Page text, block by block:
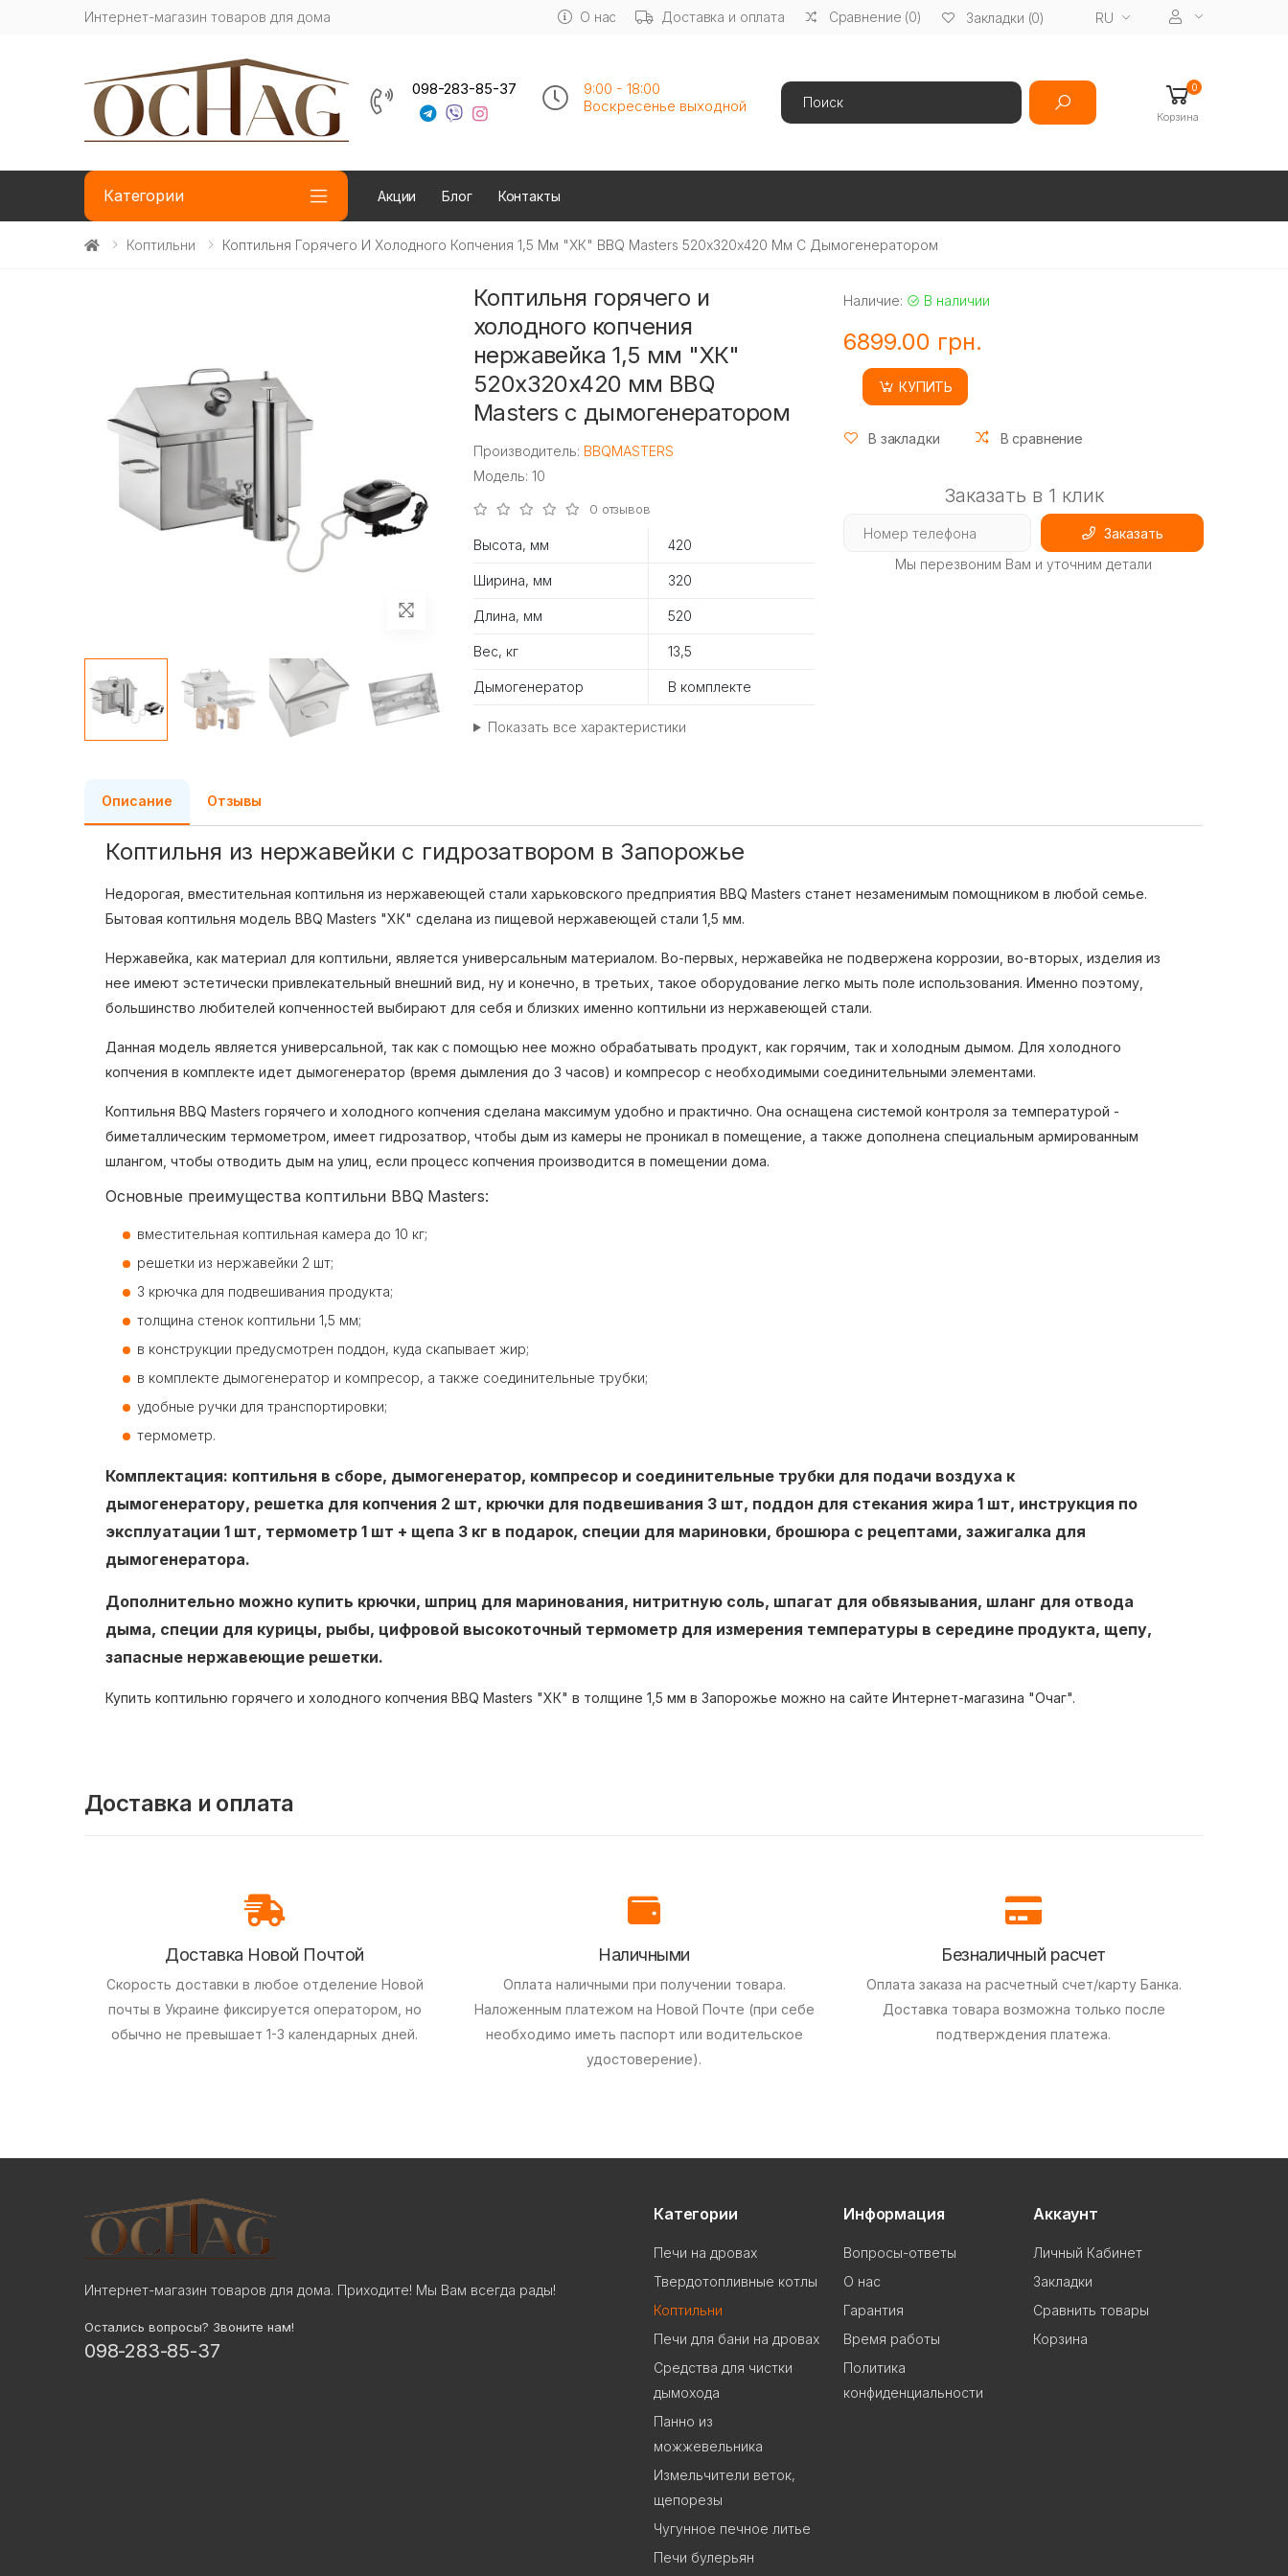
Интернет-магазин товаров для дома О нас Доставка и оплата Сравнение (0) Закладки (0) RU
098-283-85-37
9:00 - 18:00
Воскресенье выходной
Search 0
Корзина
Категории Акции Блог Контакты
Коптильни Коптильня Горячего И Холодного Копчения 1,5 Мм "ХК" BBQ Masters 520х320х420 Мм С Дымогенератором
Коптильня горячего и
холодного копчения
нержавейка 1,5 мм "ХК"
520х320х420 мм BBQ
Masters с дымогенератором
Производитель: BBQMASTERS
Модель: 10
0 отзывов
Высота, мм 420
Ширина, мм 320
Длина, мм 520
Вес, кг 13,5
Дымогенератор В комплекте
Показать все характеристики
Наличие: В наличии
6899.00 грн.
КУПИТЬ
В закладки В сравнение
Заказать в 1 клик
Заказать
Мы перезвоним Вам и уточним детали
Описание Отзывы
Коптильня из нержавейки с гидрозатвором в Запорожье
Недорогая, вместительная коптильня из нержавеющей стали харьковского предприятия BBQ Masters станет незаменимым помощником в любой семье.
Бытовая коптильня модель BBQ Masters "ХК" сделана из пищевой нержавеющей стали 1,5 мм.
Нержавейка, как материал для коптильни, является универсальным материалом. Во-первых, нержавейка не подвержена коррозии, во-вторых, изделия из
нее имеют эстетически привлекательный внешний вид, ну и конечно, в третьих, такое оборудование легко мыть поле использования. Именно поэтому,
большинство любителей копченностей выбирают для себя и близких именно коптильни из нержавеющей стали.
Данная модель является универсальной, так как с помощью нее можно обрабатывать продукт, как горячим, так и холодным дымом. Для холодного
копчения в комплекте идет дымогенератор (время дымления до 3 часов) и компресор с необходимыми соединительными элементами.
Коптильня BBQ Masters горячего и холодного копчения сделана максимум удобно и практично. Она оснащена системой контроля за температурой -
биметаллическим термометром, имеет гидрозатвор, чтобы дым из камеры не проникал в помещение, а также дополнена специальным армированным
шлангом, чтобы отводить дым на улиц, если процесс копчения производится в помещении дома.
Основные преимущества коптильни BBQ Masters:
вместительная коптильная камера до 10 кг;
решетки из нержавейки 2 шт;
3 крючка для подвешивания продукта;
толщина стенок коптильни 1,5 мм;
в конструкции предусмотрен поддон, куда скапывает жир;
в комплекте дымогенератор и компресор, а также соединительные трубки;
удобные ручки для транспортировки;
термометр.
Комплектация: коптильня в сборе, дымогенератор, компресор и соединительные трубки для подачи воздуха к
дымогенератору, решетка для копчения 2 шт, крючки для подвешивания 3 шт, поддон для стекания жира 1 шт, инструкция по
эксплуатации 1 шт, термометр 1 шт + щепа 3 кг в подарок, специи для мариновки, брошюра с рецептами, зажигалка для
дымогенератора.
Дополнительно можно купить крючки, шприц для маринования, нитритную соль, шпагат для обвязывания, шланг для отвода
дыма, специи для курицы, рыбы, цифровой высокоточный термометр для измерения температуры в середине продукта, щепу,
запасные нержавеющие решетки.
Купить коптильню горячего и холодного копчения BBQ Masters "ХК" в толщине 1,5 мм в Запорожье можно на сайте Интернет-магазина "Очаг".
Доставка и оплата
Доставка Новой Почтой
Скорость доставки в любое отделение Новой
почты в Украине фиксируется оператором, но
обычно не превышает 1-3 календарных дней.
Наличными
Оплата наличными при получении товара.
Наложенным платежом на Новой Почте (при себе
необходимо иметь паспорт или водительское
удостоверение).
Безналичный расчет
Оплата заказа на расчетный счет/карту Банка.
Доставка товара возможна только после
подтверждения платежа.
Интернет-магазин товаров для дома. Приходите! Мы Вам всегда рады!
Остались вопросы? Звоните нам!
098-283-85-37
Категории
Печи на дровах
Твердотопливные котлы
Коптильни
Печи для бани на дровах
Cредства для чистки
дымохода
Панно из
можжевельника
Измельчители веток,
щепорезы
Чугунное печное литье
Печи булерьян
Информация
Вопросы-ответы
О нас
Гарантия
Время работы
Политика
конфиденциальности
Аккаунт
Личный Кабинет
Закладки
Сравнить товары
Корзина